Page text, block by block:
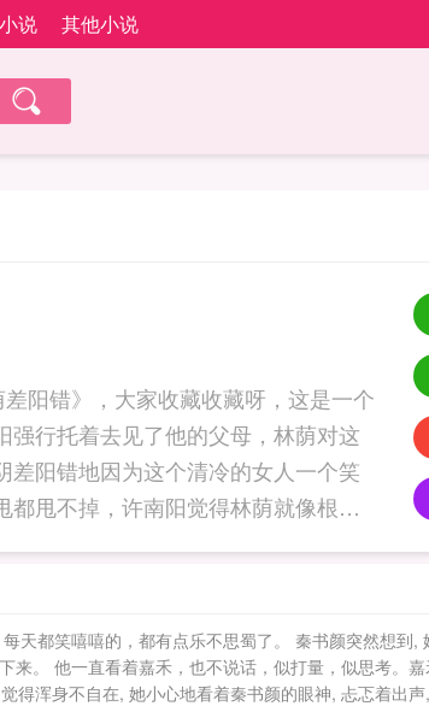
说 其他小说
阳错》，大家收藏收藏呀，这是一个
行托着去见了他的父母，林荫对这
阳错地因为这个清冷的女人一个笑
甩不掉，许南阳觉得林荫就像根木
的豪言壮志所惊到，所以便出言教训
张一合……“我有隐疾？”“我一大把年
：“那那都是我乱说的，您一夜七次，
天都笑嘻嘻的，都有点乐不思蜀了。 秦书颜突然想
。 他一直看着嘉禾，也不说话，似打量，似思考。嘉
得浑身不自在, 她小心地看着秦书颜的眼神, 忐忑着出